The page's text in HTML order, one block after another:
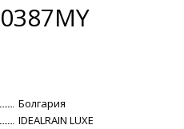
Болгария
IDEALRAIN LUXE